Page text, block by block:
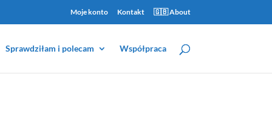
Moje konto Kontakt 🇬🇧 About
Sprawdziłam i polecam Współpraca